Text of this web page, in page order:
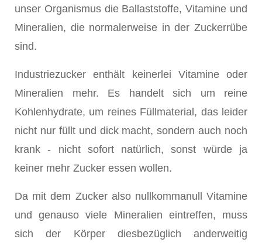
unser Organismus die Ballaststoffe, Vitamine und
Mineralien, die normalerweise in der Zuckerrübe
sind.
Industriezucker enthält keinerlei Vitamine oder
Mineralien mehr. Es handelt sich um reine
Kohlenhydrate, um reines Füllmaterial, das leider
nicht nur füllt und dick macht, sondern auch noch
krank - nicht sofort natürlich, sonst würde ja
keiner mehr Zucker essen wollen.
Da mit dem Zucker also nullkommanull Vitamine
und genauso viele Mineralien eintreffen, muss
sich der Körper diesbezüglich anderweitig